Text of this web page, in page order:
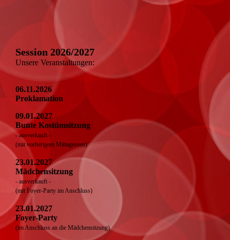
Session 2026/2027
Unsere Veranstaltungen:
06.11.2026
Proklamation
09.01.2027
Bunte Kostümsitzung
- ausverkauft -
(mit vorherigem Mittagessen)
23.01.2027
Mädchensitzung
- ausverkauft -
(mit Foyer-Party im Anschluss)
23.01.2027
Foyer-Party
(im Anschluss an die Mädchensitzung)